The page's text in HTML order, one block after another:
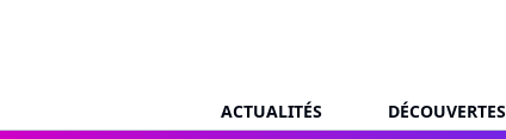
ACTUALITÉS DÉCOUVERTES